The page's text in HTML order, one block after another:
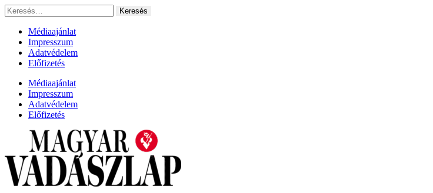
Ugrás
a
tartalomhoz
Keresés:
Médiaajánlat
Impresszum
Adatvédelem
Előfizetés
Médiaajánlat
Impresszum
Adatvédelem
Előfizetés